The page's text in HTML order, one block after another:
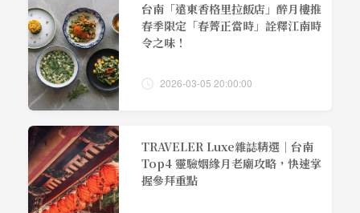
台南「遠東香格里拉飯店」醉月樓推
春季限定「春薺正當時」詮釋江南時
令之味！
2026-03-05 20:00:00
TRAVELER Luxe雜誌精選｜台南
Top4 靈驗姻緣月老廟攻略，快速掌
握參拜重點